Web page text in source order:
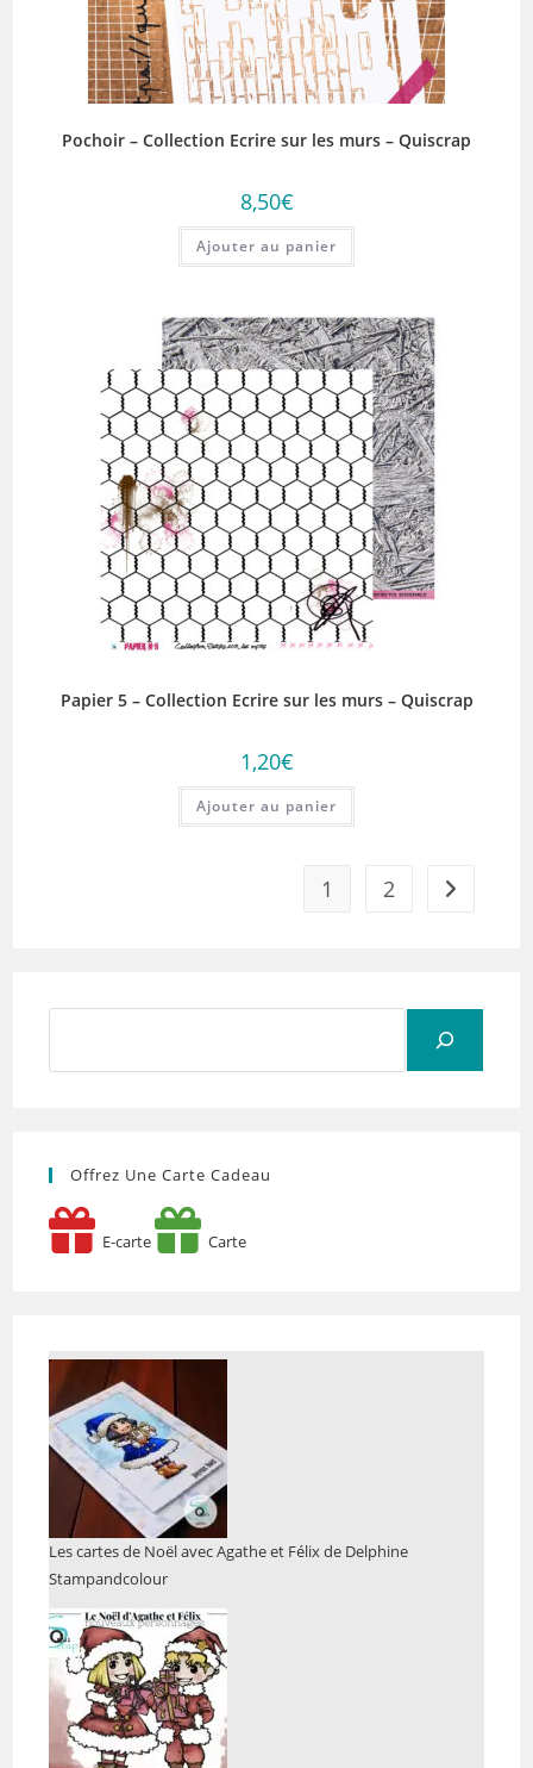
Pochoir – Collection Ecrire sur les murs – Quiscrap
8,50€
Ajouter au panier
Papier 5 – Collection Ecrire sur les murs – Quiscrap
1,20€
Ajouter au panier
1 2
Offrez Une Carte Cadeau
E-carte Carte
Les cartes de Noël avec Agathe et Félix de Delphine
Stampandcolour